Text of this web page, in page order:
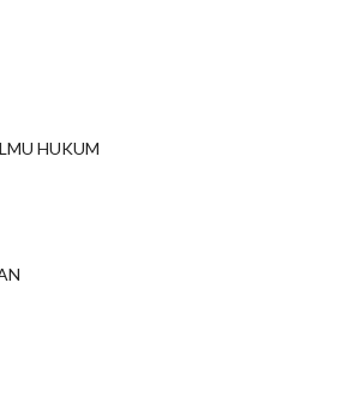
HUKUM